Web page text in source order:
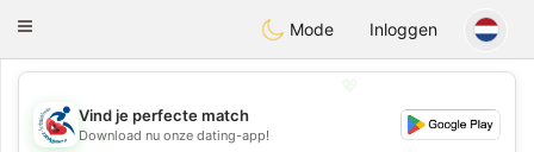
Handi Space
Toggle
Mode Inloggen
💖
Vind je perfecte match
Download nu onze dating-app!